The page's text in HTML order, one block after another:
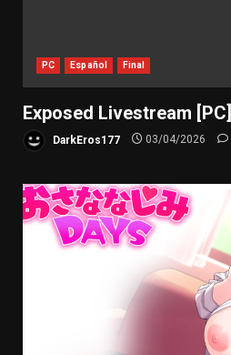
PC Español Final
Exposed Livestream
DarkEros177 03/04/2026